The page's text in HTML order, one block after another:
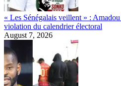
« Les Sénégalais veillent » :
violation du calendrier électoral
August 7, 2026